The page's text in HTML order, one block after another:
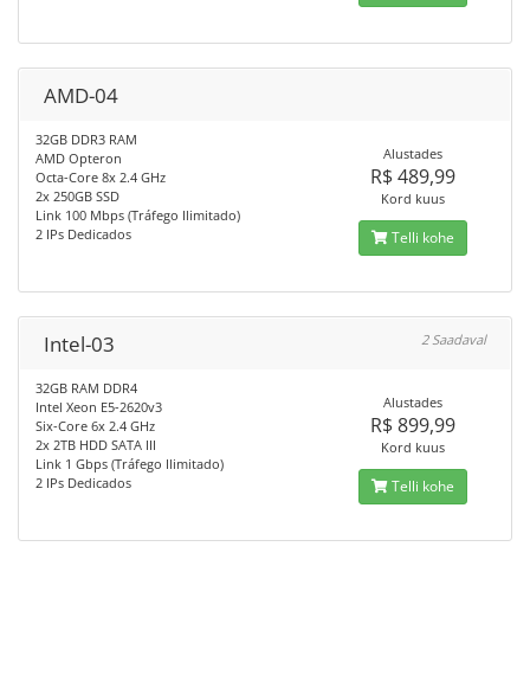
AMD-04
32GB DDR3 RAM
AMD Opteron
Octa-Core 8x 2.4 GHz
2x 250GB SSD
Link 100 Mbps (Tráfego Ilimitado)
2 IPs Dedicados
Alustades
R$ 489,99
Kord kuus
Telli kohe
Intel-03 2 Saadaval
32GB RAM DDR4
Intel Xeon E5-2620v3
Six-Core 6x 2.4 GHz
2x 2TB HDD SATA III
Link 1 Gbps (Tráfego Ilimitado)
2 IPs Dedicados
Alustades
R$ 899,99
Kord kuus
Telli kohe